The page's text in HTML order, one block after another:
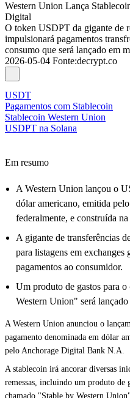
Western Union Lança
Digital
O token USDPT da gigante de
impulsionará pagamentos
consumo que será lançado em
2026-05-04 Fonte:decrypt.co
USDT
Pagamentos com Stablecoin
Stablecoin Western Union
USDPT na Solana
Em resumo
A Western Union lançou o
dólar americano, emitida
federalmente, e construída na
A gigante de transferências
para listagens em
pagamentos ao consumidor.
Um produto de gastos para
Western Union" será
A Western Union anunciou o
pagamento denominada em dólar
pelo Anchorage Digital Bank N.A.
A stablecoin irá ancorar diversas
remessas, incluindo um produto de
chamado "Stable by Western